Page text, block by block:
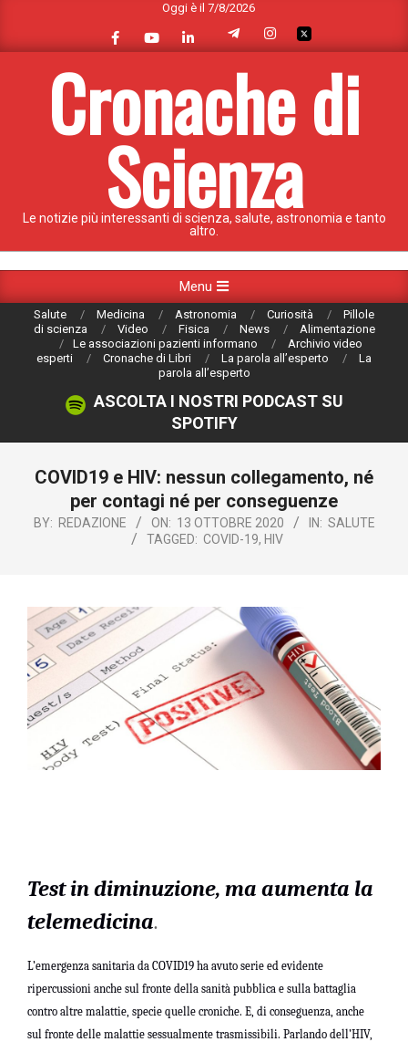
content
Oggi è il 7/8/2026
Cronache di
Scienza
Le notizie più interessanti di scienza, salute, astronomia e tanto
altro.
Navigation
Menu
Salute Medicina Astronomia Curiosità
Pillole
di scienza
Video Fisica News
Alimentazione
Le associazioni pazienti informano
Archivio video
esperti
Cronache di Libri La parola all’esperto
La
parola all’esperto
ASCOLTA I NOSTRI PODCAST SU
SPOTIFY
COVID19 e HIV: nessun collegamento, né
per contagi né per conseguenze
BY: REDAZIONE ON: 13 OTTOBRE 2020 IN: SALUTE
TAGGED: COVID-19, HIV
Test in diminuzione, ma aumenta la
telemedicina.
L’emergenza sanitaria da COVID19 ha avuto serie ed evidente
ripercussioni anche sul fronte della sanità pubblica e sulla battaglia
contro altre malattie, specie quelle croniche. E, di conseguenza, anche
sul fronte delle malattie sessualmente trasmissibili. Parlando dell’HIV,